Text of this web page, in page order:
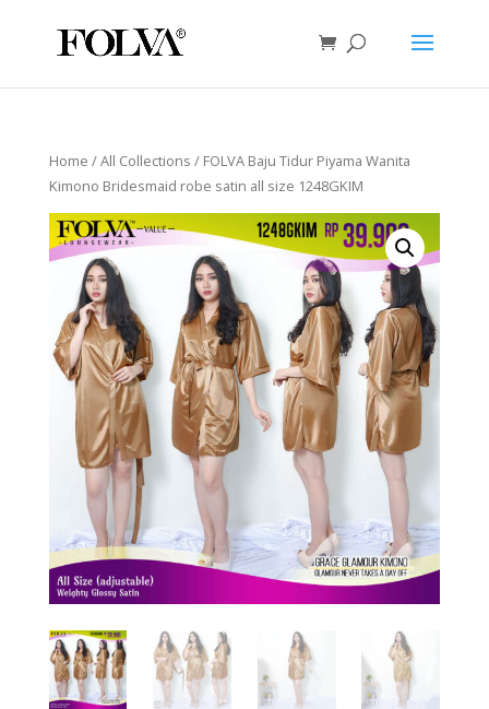
Home /All Collections / FOLVA Baju Tidur Piyama Wanita
Kimono Bridesmaid robe satin all size 1248GKIM